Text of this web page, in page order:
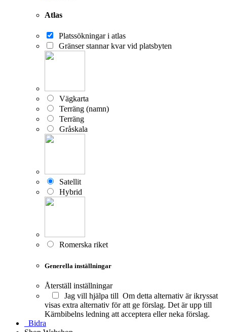
Atlas
Platssökningar i atlas
Gränser stannar kvar vid platsbyten
Vägkarta
Terräng (namn)
Terräng
Gråskala
Satellit
Hybrid
Romerska riket
Generella inställningar
Återställ inställningar
Jag vill hjälpa till Om detta alternativ är ikryssat
visas extra alternativ för att ge förslag. Det är upp till
Kärnbibelns ledning att acceptera eller neka förslag.
Bidra